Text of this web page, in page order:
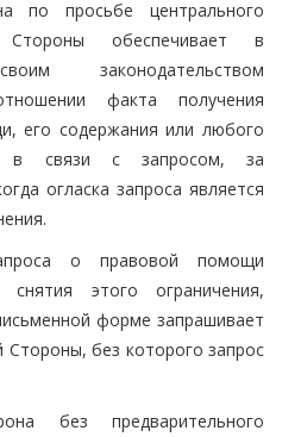
по просьбе центрального
обеспечивает в
законодательством
факта получения
его содержания или любого
в связи с запросом, за
огласка запроса является
о правовой помощи
снятия этого ограничения,
форме запрашивает
без которого запрос
без предварительного